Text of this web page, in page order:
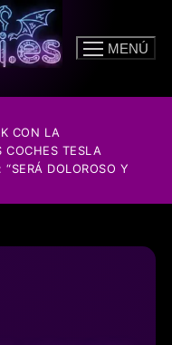
MENÚ
CON LA
TESLA
DOLOROSO Y